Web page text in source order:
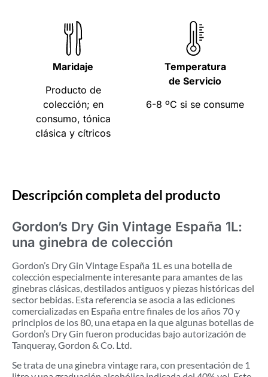
Maridaje
Producto de
colección; en
consumo, tónica
clásica y cítricos
Temperatura
de Servicio
6-8 ºC si se consume
Descripción completa del producto
Gordon’s Dry Gin Vintage España 1L:
una ginebra de colección
Gordon’s Dry Gin Vintage España 1L es una botella de
colección especialmente interesante para amantes de las
ginebras clásicas, destilados antiguos y piezas históricas del
sector bebidas. Esta referencia se asocia a las ediciones
comercializadas en España entre finales de los años 70 y
principios de los 80, una etapa en la que algunas botellas de
Gordon’s Dry Gin fueron producidas bajo autorización de
Tanqueray, Gordon & Co. Ltd.
Se trata de una ginebra vintage rara, con presentación de 1